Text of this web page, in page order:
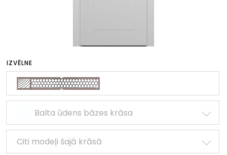
IZVĒLNE
Balta ūdens bāzes krāsa
Citi modeļi šajā krāsā